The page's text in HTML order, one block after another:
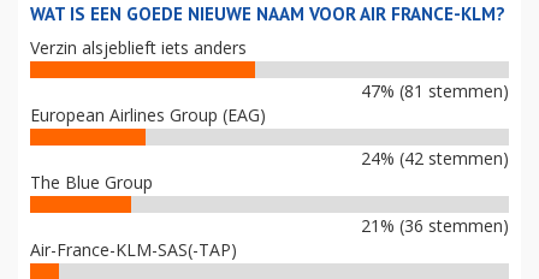
WAT IS EEN GOEDE NIEUWE NAAM VOOR AIR FRANCE-KLM?
Verzin alsjeblieft iets anders
47% (81 stemmen)
European Airlines Group (EAG)
24% (42 stemmen)
The Blue Group
21% (36 stemmen)
Air-France-KLM-SAS(-TAP)